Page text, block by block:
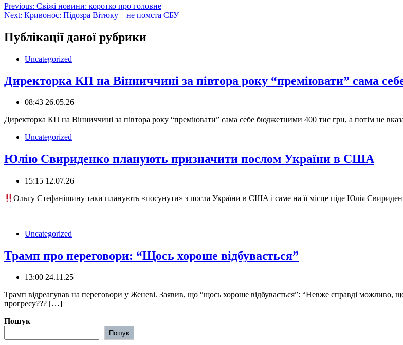
Навігація
записів
Previous: Свіжі новини: коротко про головне
Next: Кривонос: Підозра Вітюку – не помста СБУ
Публікації даної рубрики
Uncategorized
Директорка КП на Вінниччині за півтора року “преміювати” сама
08:43 26.05.26
Директорка КП на Вінниччині за півтора року “преміювати” сама себе бюджетними 400 тис грн, а потім не
Uncategorized
Юлію Свириденко планують призначити послом України в США
15:15 12.07.26
Ольгу Стефанішину таки планують «посунути» з посла України в США і саме на її місце піде Юлія
Uncategorized
Трамп про переговори: “Щось хороше відбувається”
13:00 24.11.25
Трамп відреагував на переговори у Женеві. Заявив, що “щось хороше відбувається”: “Невже справді можливо,
прогресу??? […]
Пошук
Пошук